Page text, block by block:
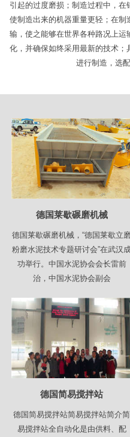
引起的过度磨损；制造过程中，
使制造出来的机器重量更轻；在
输，使之能够在世界各种路况上
化，并确保如终采用最新的技术
进行制造，选
德国莱歇碾磨机械
德国莱歇碾磨机械，“德国莱歇立磨
粉磨水泥技术专题研讨会”在武汉
功举行。中国水泥协会会长雷前
治，中国水泥协会副会
德国简易搅拌站
德国简易搅拌站简易搅拌站简介简
易搅拌站全自动化是由供料、配